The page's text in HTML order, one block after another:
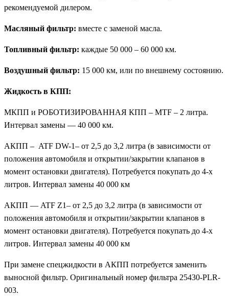
рекомендуемой дилером.
Масляный фильтр: вместе с заменой масла.
Топливный фильтр: каждые 50 000 – 60 000 км.
Воздушный фильтр: 15 000 км, или по внешнему состоянию.
Жидкость в КПП:
МКПП и РОБОТИЗИРОВАННАЯ КПП – MTF – 2 литра.
Интервал замены — 40 000 км.
АКПП – ATF DW-1– от 2,5 до 3,2 литра (в зависимости от
положения автомобиля и открытии/закрытии клапанов в
момент остановки двигателя). Потребуется покупать до 4-х
литров. Интервал замены 40 000 км
АКПП — ATF Z1– от 2,5 до 3,2 литра (в зависимости от
положения автомобиля и открытии/закрытии клапанов в
момент остановки двигателя). Потребуется покупать до 4-х
литров. Интервал замены 40 000 км
При замене спецжидкости в АКПП потребуется заменить
выносной фильтр. Оригинальный номер фильтра 25430-PLR-
003.